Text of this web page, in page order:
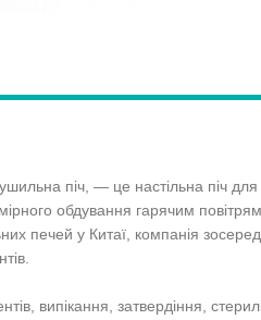
піч, — це настільна піч для
обдування гарячим
у Китаї, компанія
випікання, затвердіння,